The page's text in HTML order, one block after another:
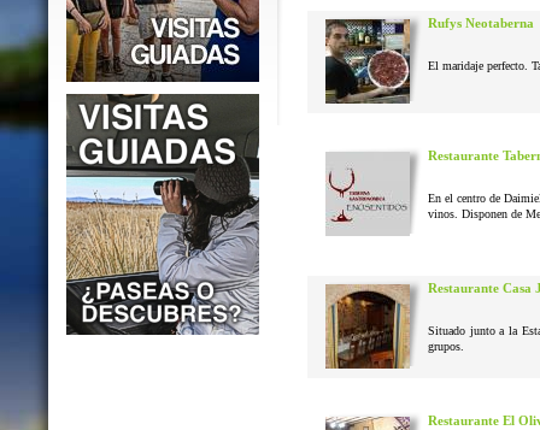
Rufys Neotaberna
El maridaje perfecto.
Restaurante
En el centro de
vinos. Disponen de
Restaurante Casa
Situado junto a la
grupos.
Restaurante El